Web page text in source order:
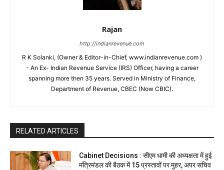
Rajan
http://indianrevenue.com
R K Solanki, (Owner & Editor-in-Chief, www.indianrevenue.com )
- An Ex- Indian Revenue Service (IRS) Officer, having a career
spanning more then 35 years. Served in Ministry of Finance,
Department of Revenue, CBEC (Now CBIC).
RELATED ARTICLES
Cabinet Decisions : सीएम धामी की अध्यक्षता में हुई
मंत्रिमंडल की बैठक में 15 प्रस्तावों पर मुहर, अपर सचिव